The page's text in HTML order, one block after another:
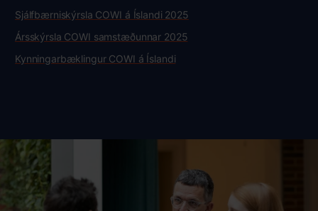
Sjálfbærniskýrsla COWI á Íslandi 2025
Ársskýrsla COWI samstæðunnar 2025
Kynningarbæklingur COWI á Íslandi